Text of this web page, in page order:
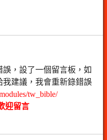
，設了一個留言板，如
建議，我會重新錄錯誤
tw_bible/
迎留言